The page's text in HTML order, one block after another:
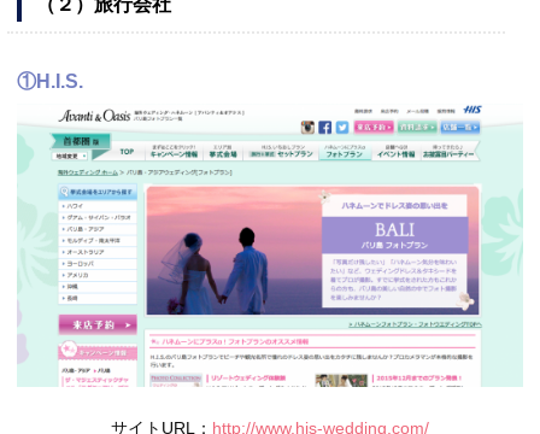
（２）旅行会社
①H.I.S.
サイトURL： http://www.his-wedding.com/